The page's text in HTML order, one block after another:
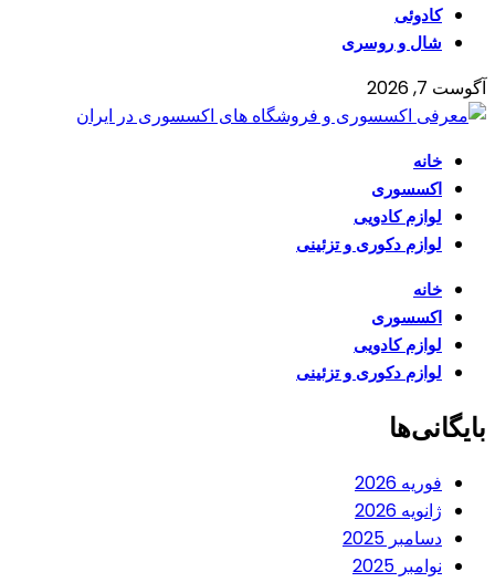
کادوئی
شال و روسری
آگوست 7, 2026
خانه
اکسسوری
لوازم کادویی
لوازم دکوری و تزئینی
خانه
اکسسوری
لوازم کادویی
لوازم دکوری و تزئینی
بایگانی‌ها
فوریه 2026
ژانویه 2026
دسامبر 2025
نوامبر 2025